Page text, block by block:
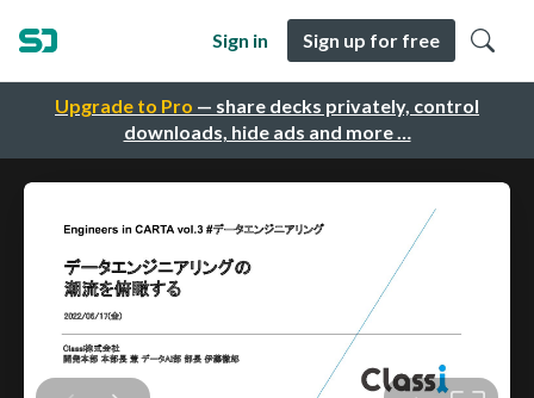
Upgrade to Pro — share decks privately, control
downloads, hide ads and more …
Sign in Sign up for free